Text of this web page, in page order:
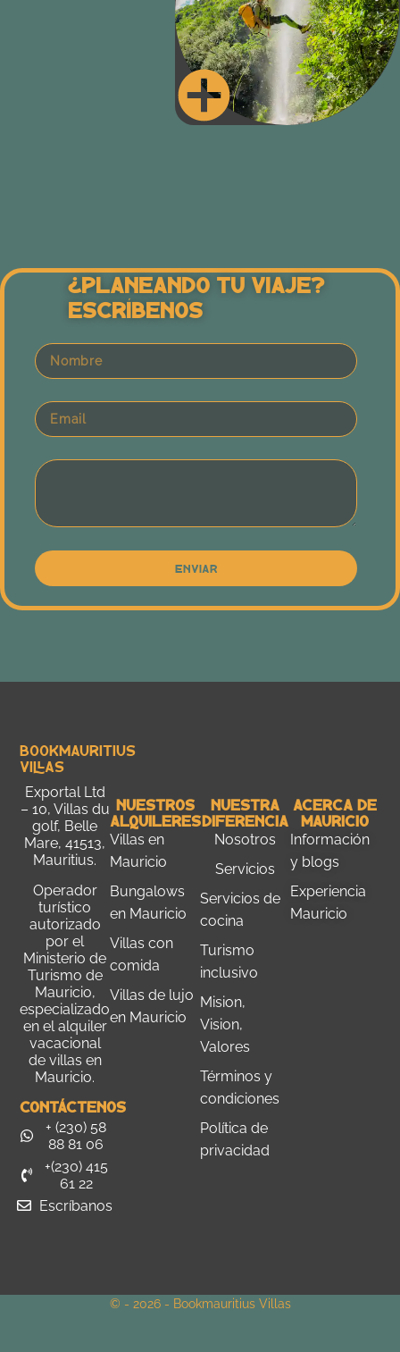
¿Planeando Tu Viaje?
Escríbenos
Enviar
Bookmauritius
Villas
Exportal Ltd
– 10, Villas du
golf, Belle
Mare, 41513,
Mauritius.
Operador
turístico
autorizado
por el
Ministerio de
Turismo de
Mauricio,
especializado
en el alquiler
vacacional
de villas en
Mauricio.
Contáctenos
+ (230) 58
88 81 06
+(230) 415
61 22
Escríbanos
Nuestros
Alquileres
Villas en
Mauricio
Bungalows
en Mauricio
Villas con
comida
Villas de lujo
en Mauricio
Nuestra
Diferencia
Nosotros
Servicios
Servicios de
cocina
Turismo
inclusivo
Mision,
Vision,
Valores
Términos y
condiciones
Política de
privacidad
Acerca De
Mauricio
Información
y blogs
Experiencia
Mauricio
© - 2026 - Bookmauritius Villas